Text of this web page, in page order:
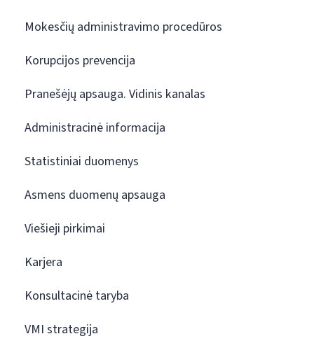
Mokesčių administravimo procedūros
Korupcijos prevencija
Pranešėjų apsauga. Vidinis kanalas
Administracinė informacija
Statistiniai duomenys
Asmens duomenų apsauga
Viešieji pirkimai
Karjera
Konsultacinė taryba
VMI strategija